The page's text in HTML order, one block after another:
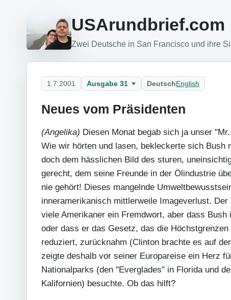
USArundbrief.com
Zwei Deutsche in San Francisco und ihre
1.7.2001 Ausgabe 31 DeutschEnglish
Neues vom Präsidenten
(Angelika) Diesen Monat begab sich ja unser
Wie wir hörten und lasen, bekleckerte sich Bush
doch dem hässlichen Bild des sturen,
gerecht, dem seine Freunde in der Ölindustrie
nie gehört! Dieses mangelnde
inneramerikanisch mittlerweile Imageverlust.
viele Amerikaner ein Fremdwort, aber dass
oder dass er das Gesetz, das die
reduziert, zurücknahm (Clinton brachte es auf
zeigte deshalb vor seiner Europareise ein Herz
Nationalparks (den "Everglades" in Florida und
Kalifornien) besuchte. Ob das hilft?